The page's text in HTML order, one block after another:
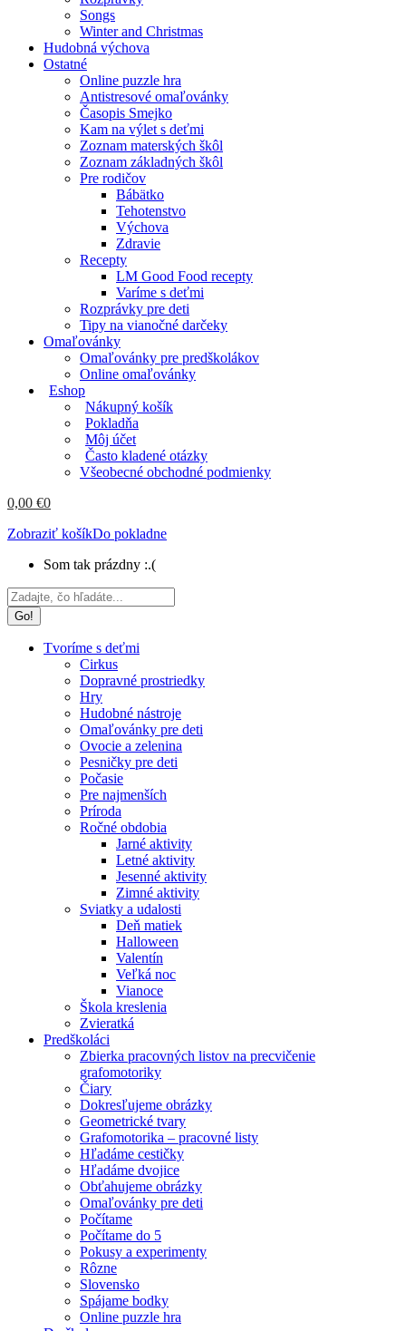
Songs
Winter and Christmas
Hudobná výchova
Ostatné
Online puzzle hra
Antistresové omaľovánky
Časopis Smejko
Kam na výlet s deťmi
Zoznam materských škôl
Zoznam základných škôl
Pre rodičov
Bábätko
Tehotenstvo
Výchova
Zdravie
Recepty
LM Good Food recepty
Varíme s deťmi
Rozprávky pre deti
Tipy na vianočné darčeky
Omaľovánky
Omaľovánky pre predškolákov
Online omaľovánky
Eshop
Nákupný košík
Pokladňa
Môj účet
Často kladené otázky
Všeobecné obchodné podmienky
0,00 €0
Zobraziť košíkDo pokladne
Som tak prázdny :.(
Search:
Tvoríme s deťmi
Cirkus
Dopravné prostriedky
Hry
Hudobné nástroje
Omaľovánky pre deti
Ovocie a zelenina
Pesničky pre deti
Počasie
Pre najmenších
Príroda
Ročné obdobia
Jarné aktivity
Letné aktivity
Jesenné aktivity
Zimné aktivity
Sviatky a udalosti
Deň matiek
Halloween
Valentín
Veľká noc
Vianoce
Škola kreslenia
Zvieratká
Predškoláci
Zbierka pracovných listov na precvičenie
grafomotoriky
Čiary
Dokresľujeme obrázky
Geometrické tvary
Grafomotorika – pracovné listy
Hľadáme cestičky
Hľadáme dvojice
Obťahujeme obrázky
Omaľovánky pre deti
Počítame
Počítame do 5
Pokusy a experimenty
Rôzne
Slovensko
Spájame bodky
Online puzzle hra